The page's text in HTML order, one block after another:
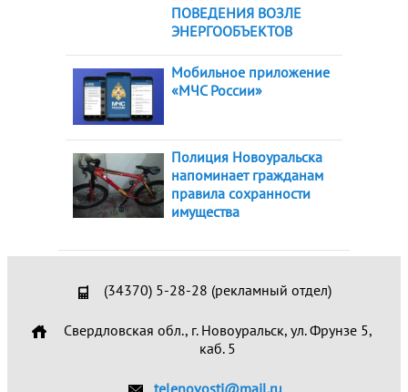
ПОВЕДЕНИЯ ВОЗЛЕ
ЭНЕРГООБЪЕКТОВ
Мобильное приложение
«МЧС России»
Полиция Новоуральска
напоминает гражданам
правила сохранности
имущества
(34370) 5-28-28 (рекламный отдел)
Свердловская обл., г. Новоуральск, ул. Фрунзе 5,
каб. 5
telenovosti@mail.ru